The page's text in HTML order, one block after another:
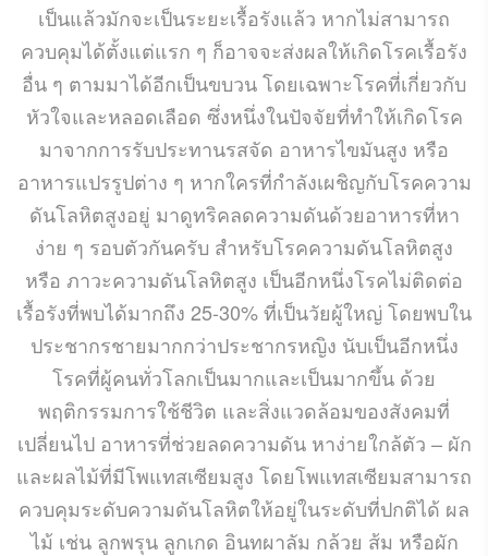
เป็นแล้วมักจะเป็นระยะเรื้อรังแล้ว หากไม่สามารถ
ควบคุมได้ตั้งแต่แรก ๆ ก็อาจจะส่งผลให้เกิดโรคเรื้อรัง
อื่น ๆ ตามมาได้อีกเป็นขบวน โดยเฉพาะโรคที่เกี่ยวกับ
หัวใจและหลอดเลือด ซึ่งหนึ่งในปัจจัยที่ทำให้เกิดโรค
มาจากการรับประทานรสจัด อาหารไขมันสูง หรือ
อาหารแปรรูปต่าง ๆ หากใครที่กำลังเผชิญกับโรคความ
ดันโลหิตสูงอยู่ มาดูทริคลดความดันด้วยอาหารที่หา
ง่าย ๆ รอบตัวกันครับ สำหรับโรคความดันโลหิตสูง
หรือ ภาวะความดันโลหิตสูง เป็นอีกหนึ่งโรคไม่ติดต่อ
เรื้อรังที่พบได้มากถึง 25-30% ที่เป็นวัยผู้ใหญ่ โดยพบใน
ประชากรชายมากกว่าประชากรหญิง นับเป็นอีกหนึ่ง
โรคที่ผู้คนทั่วโลกเป็นมากและเป็นมากขึ้น ด้วย
พฤติกรรมการใช้ชีวิต และสิ่งแวดล้อมของสังคมที่
เปลี่ยนไป อาหารที่ช่วยลดความดัน หาง่ายใกล้ตัว – ผัก
และผลไม้ที่มีโพแทสเซียมสูง โดยโพแทสเซียมสามารถ
ควบคุมระดับความดันโลหิตให้อยู่ในระดับที่ปกติได้ ผล
ไม้ เช่น ลูกพรุน ลูกเกด อินทผาลัม กล้วย ส้ม หรือผัก